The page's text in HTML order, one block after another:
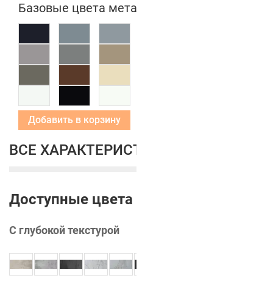
Базовые цвета металлических коробок
Добавить в корзину
ВСЕ ХАРАКТЕРИСТИКИ
Доступные цвета
С глубокой текстурой